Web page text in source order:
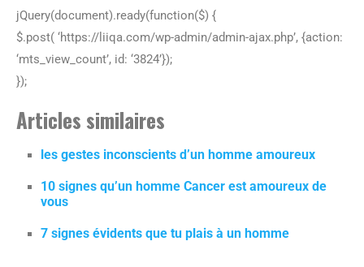
jQuery(document).ready(function($) {
$.post( ‘https://liiqa.com/wp-admin/admin-ajax.php’, {action:
‘mts_view_count’, id: ‘3824’});
});
Articles similaires
les gestes inconscients d’un homme amoureux
10 signes qu’un homme Cancer est amoureux de
vous
7 signes évidents que tu plais à un homme